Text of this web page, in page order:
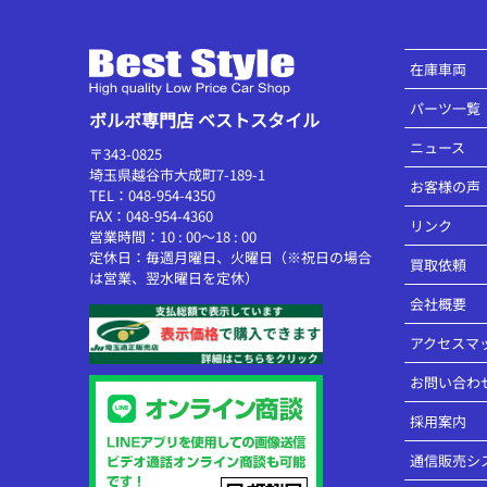
ボルボ専門店 ベストスタイル
〒343-0825
埼玉県越谷市大成町7-189-1
TEL：048-954-4350
FAX：048-954-4360
営業時間：10 : 00～18 : 00
定休日：毎週月曜日、火曜日（※祝日の場合
は営業、翌水曜日を定休）
在庫車両
パーツ一覧
ニュース
お客様の声
リンク
買取依頼
会社概要
アクセスマ
お問い合わ
採用案内
通信販売シ